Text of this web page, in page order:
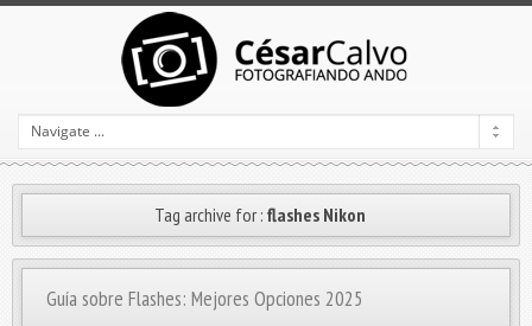
Tag archive for : flashes Nikon
Guía sobre Flashes: Mejores Opciones 2025